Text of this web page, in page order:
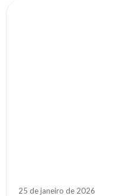
25 de janeiro de 2026